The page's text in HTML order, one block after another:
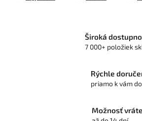
Široká
7 000+ položiek
Rýchle
priamo k vám
Možnosť